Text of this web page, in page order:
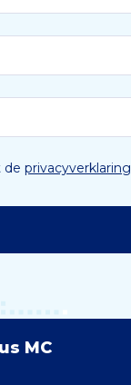
de privacyverklaring
MC